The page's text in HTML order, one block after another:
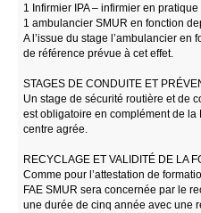
1 Infirmier IPA – infirmier en
1 ambulancier SMUR en fonction
A l’issue du stage l’ambulancier
de référence prévue à cet effet.
STAGES DE CONDUITE ET
Un stage de sécurité routière et de
est obligatoire en complément de la
centre agrée.
RECYCLAGE ET VALIDITÉ DE LA
Comme pour l’attestation de
FAE SMUR sera concernée par le
une durée de cinq année avec une